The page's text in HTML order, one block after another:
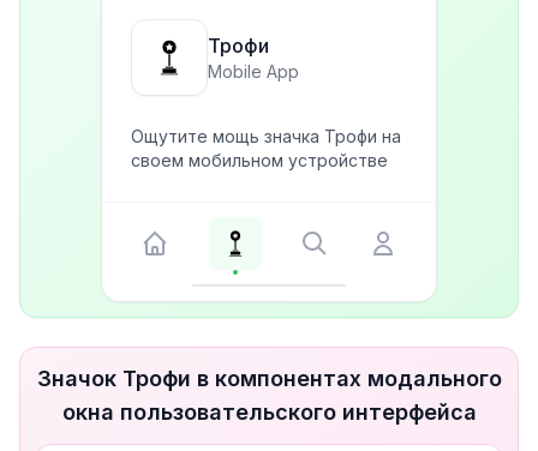
Трофи
Mobile App
Ощутите мощь значка Трофи на
своем мобильном устройстве
Значок Трофи в компонентах модального
окна пользовательского интерфейса